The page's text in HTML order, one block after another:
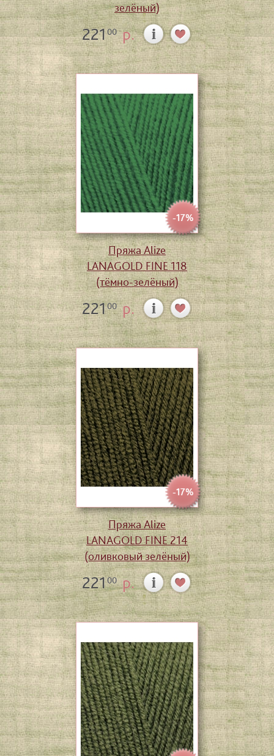
зелёный)
221 00р.
-17%
Пряжа Alize
LANAGOLD FINE 118
(тёмно-зелёный)
22100р.
-17%
Пряжа Alize
LANAGOLD FINE 214
(оливковый зелёный)
22100р.